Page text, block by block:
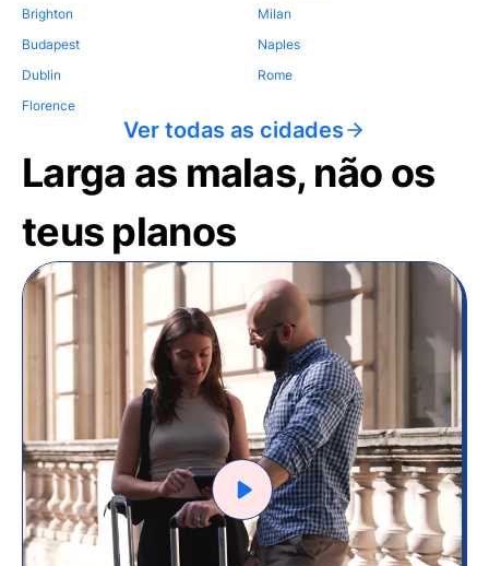
Brighton
Budapest
Dublin
Florence
Milan
Naples
Rome
Ver todas as cidades
Larga as malas, não os
teus planos